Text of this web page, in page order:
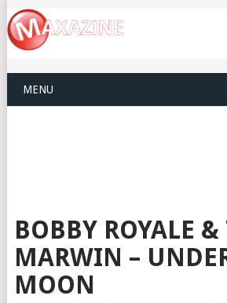
MENU
BOBBY ROYALE
MARWIN –
MOON